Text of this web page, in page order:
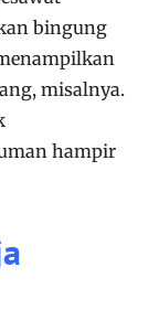
bingung
misalnya.
hampir